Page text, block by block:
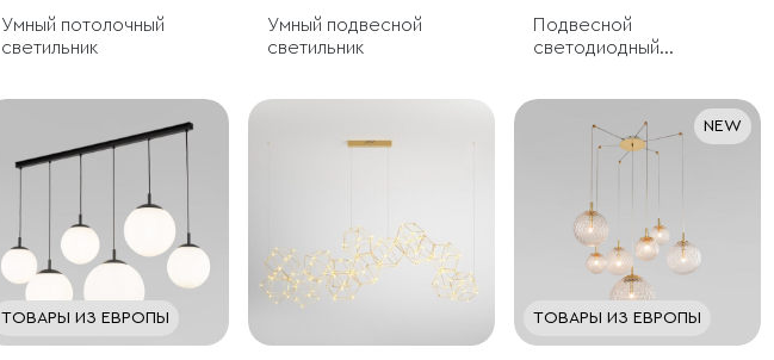
Умный потолочный
светильник
Умный подвесной
светильник
Подвесной
светодиодный
ТОВАРЫ ИЗ ЕВРОПЫ
NEW
ТОВАРЫ ИЗ ЕВРОПЫ